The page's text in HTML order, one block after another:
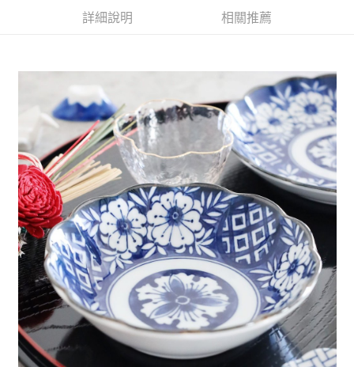
3.實際核准額度、可分期數及費用金額請依後續交易確認頁面所載為準。
1.分期款項不併入電信帳單，「大哥付你分期」於每月結算日後寄送繳費提
醒簡訊。
2.透過簡訊連結打開帳單後，可選擇「超商條碼／台灣大直營門市／銀行轉
帳／街口支付／iPASS MONEY」等通路繳費。
【注意事項】
1.本服務係由「台灣大哥大股份有限公司」（以下簡稱本公司）所提供，讓
用戶於交易時，得透過本服務購買商品或服務，並由商店將買賣／分期付款
買賣價金債權讓與本公司後，依約使用本公司帳單繳交帳款。
2.基於同意付款使用「大哥付你分期」之契約關係目的，商店將以您的個人
資料（包含姓名、電話或地址）提供予台灣大哥大進項蒐集、處理及利用，
由本公司與您本人進行分期帳單所需資料之確認、核對及更正。
3.完整用戶服務條款，請詳閱以下連結：https://oppay.tw/userRule
AFTEE先享後付是「在收到商品之後才付款」的支付方式。 讓您購物簡單便
３．安心：先確認商品／服務後，再付款。
【「AFTEE先享後付」結帳流程】
１．於結帳方式選擇「AFTEE先享後付」後，將跳轉至「AFTEE先享後付」
結帳頁面，進行簡訊認證並確認金額後，即可完成結帳。
２．訂單成立數日內，您將收到繳費通知簡訊。
３．收到繳費通知簡訊後14天內，點擊此簡訊中的連結，可透過四大超商／
ATM／網路銀行／等多元方式進行付款，方視為交易完成。
※ 請注意：結帳手續完成當下不需立刻繳費，但若您需要取消訂單，請聯絡
購買商品的店家。未經商家同意取消之訂單仍視為有效，需透過AFTEE先享
後付繳納相關費用。
※ 交易是否成功請以「AFTEE先享後付 」之結帳頁面顯示為準，若有關於
是否繳費成功／繳費後需取消欲退款等相關疑問，請聯繫「AFTEE先享後付
客戶支援中心」 https://netprotections.freshdesk.com/support/home
【注意事項】
１．透過由恩沛科技股份有限公司提供之「AFTEE先享後付」服務完成之交
易，需依本服務之必要範圍內提供個人資料，並將交易相關給付款項請求債
權轉讓予恩沛科技股份有限公司。
２．關於個人資料處理事宜，請瀏覽以下網址：
https://aftee.tw/terms/#terms3
３．未成年的使用者請事先徵得法定代理人或監護人之同意方可使用
每筆NT$80，滿NT$1,500(含以上)免運費
付款後 全家取貨
每筆NT$80，滿NT$1,500(含以上)免運費
7-11 取貨付款
每筆NT$80，滿NT$1,500(含以上)免運費
付款後 7-11取貨
每筆NT$80，滿NT$1,500(含以上)免運費
宅配
每筆NT$80，滿NT$1,500(含以上)免運費
詳細說明 相關推薦